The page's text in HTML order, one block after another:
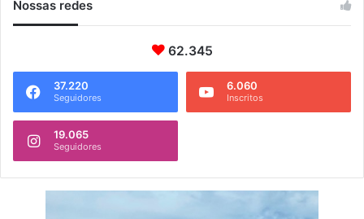
Nossas redes
62.345
37.220
Seguidores
6.060
Inscritos
19.065
Seguidores